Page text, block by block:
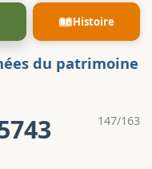
Histoire
du patrimoine
147/163